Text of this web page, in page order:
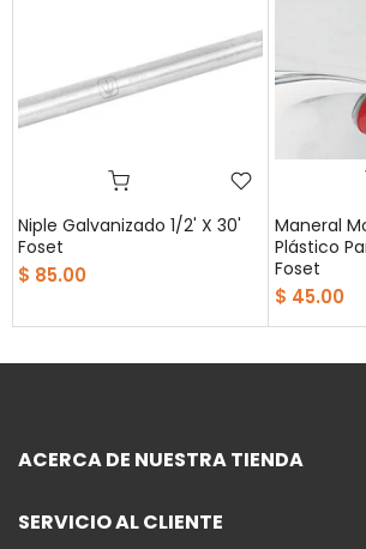
Niple Galvanizado 1/2' X 30'
Foset
$ 85.00
Maneral
Plástico
Foset
$ 45.00
ACERCA DE NUESTRA TIENDA
SERVICIO AL CLIENTE